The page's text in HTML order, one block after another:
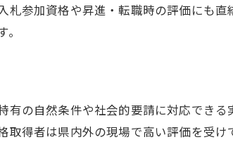
札参加資格や昇進・転職時の評価にも
の自然条件や社会的要請に対応でき
得者は県内外の現場で高い評価を受け